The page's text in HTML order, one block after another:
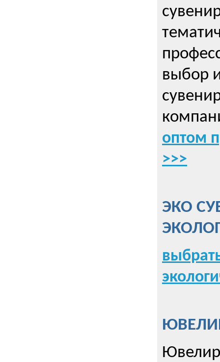
выбор
оптом
>>>
ЭКО